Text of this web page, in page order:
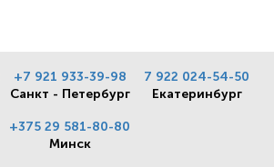
+7 921 933-39-98
Санкт - Петербург
7 922 024-54-50
Екатеринбург
+375 29 581-80-80
Минск